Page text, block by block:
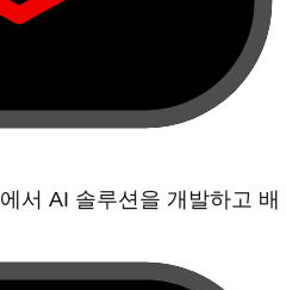
서 AI 솔루션을 개발하고 배